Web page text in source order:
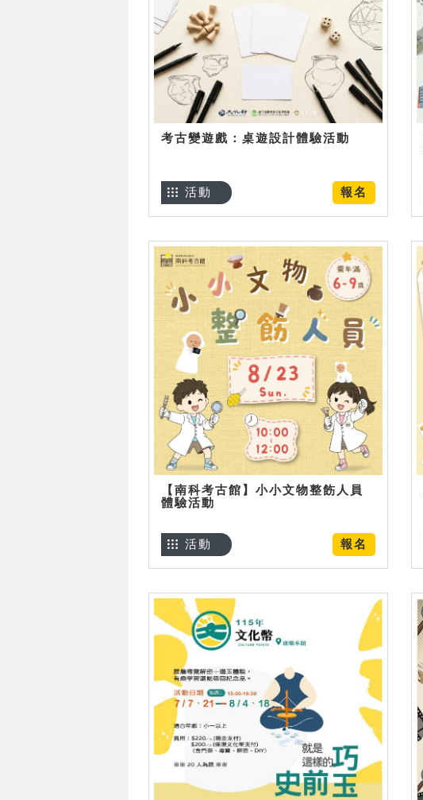
考古變遊戲：桌遊設計體驗活動
報名
活動
【南科考古館】小小文物整飭人員
體驗活動
報名
活動